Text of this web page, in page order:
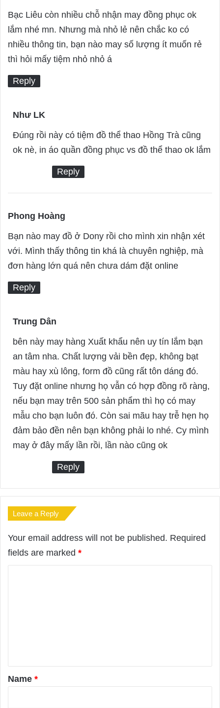
a
y
s
:
Bạc Liêu còn nhiều chỗ nhận may đồng phục ok
lắm nhé mn. Nhưng mà nhỏ lẻ nên chắc ko có
nhiều thông tin, bạn nào may số lượng ít muốn rẻ
thì hỏi mấy tiệm nhỏ nhỏ á
Reply
Như LK
a
y
Đúng rồi này có tiệm đồ thể thao Hồng Trà cũng
ok nè, in áo quần đồng phục vs đồ thể thao ok lắm
Reply
Phong Hoàng
a
y
s
Bạn nào may đồ ở Dony rồi cho mình xin nhận xét
với. Mình thấy thông tin khá là chuyên nghiệp, mà
đơn hàng lớn quá nên chưa dám đặt online
Reply
Trung Dân
s
:
bên này may hàng Xuất khẩu nên uy tín lắm bạn
an tâm nha. Chất lượng vải bền đẹp, không bạt
màu hay xù lông, form đồ cũng rất tôn dáng đó.
Tuy đặt online nhưng họ vẫn có hợp đồng rõ ràng,
nếu bạn may trên 500 sản phẩm thì họ có may
mẫu cho bạn luôn đó. Còn sai mãu hay trễ hẹn họ
đảm bảo đền nên bạn không phải lo nhé. Cy mình
may ở đây mấy lần rồi, lần nào cũng ok
Reply
Leave a Reply
Your email address will not be published. Required
fields are marked *
*
Name *